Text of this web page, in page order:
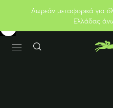
Δωρεάν μεταφορικά για
Ελλάδας